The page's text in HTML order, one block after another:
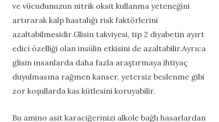
ve vücudunuzun nitrik oksit kullanma yeteneğini
artırarak kalp hastalığı risk faktörlerini
azaltabilmesidir.Glisin takviyesi, tip 2 diyabetin ayırt
edici özelliği olan insülin etkisini de azaltabilir.Ayrıca
glisin insanlarda daha fazla araştırmaya ihtiyaç
duyulmasına rağmen kanser, yetersiz beslenme gibi
zor koşullarda kas kütlesini koruyabilir.
Bu amino asit karaciğerinizi alkole bağlı hasarlardan